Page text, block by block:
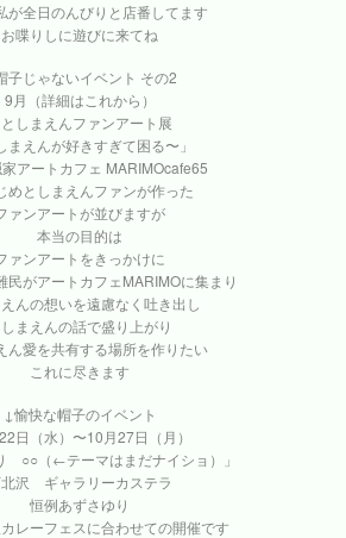
が全日のんびりと店番してます
お喋りしに遊びに来てね
子じゃないイベント その2
9月（詳細はこれから）
としまえんファンアート展
まえんが好きすぎて困る〜」
アートカフェ MARIMOcafe65
めとしまえんファンが作った
ァンアートが並びますが
本当の目的は
ァンアートをきっかけに
民がアートカフェMARIMOに集まり
んの想いを遠慮なく吐き出し
まえんの話で盛り上がり
ん愛を共有する場所を作りたい
これに尽きます
↓愉快な帽子のイベント
日（水）〜10月27日（月）
○○（←テーマはまだナイショ）」
沢 ギャラリーカステラ
恒例あずさゆり
レーフェスに合わせての開催です